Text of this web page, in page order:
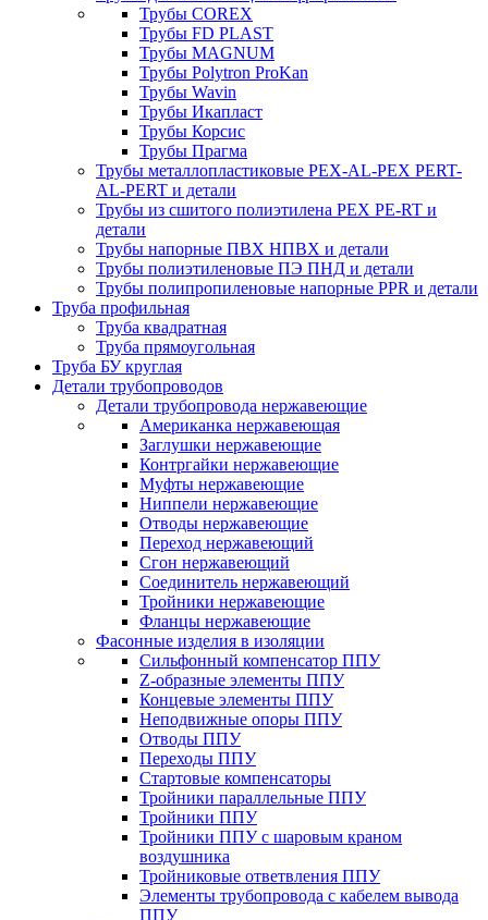
Трубы COREX
Трубы FD PLAST
Трубы MAGNUM
Трубы Polytron ProKan
Трубы Wavin
Трубы Икапласт
Трубы Корсис
Трубы Прагма
Трубы металлопластиковые PEX-AL-PEX PERT-
AL-PERT и детали
Трубы из сшитого полиэтилена PEX PE-RT и
детали
Трубы напорные ПВХ НПВХ и детали
Трубы полиэтиленовые ПЭ ПНД и детали
Трубы полипропиленовые напорные PPR и детали
Труба профильная
Труба квадратная
Труба прямоугольная
Труба БУ круглая
Детали трубопроводов
Детали трубопровода нержавеющие
Американка нержавеющая
Заглушки нержавеющие
Контргайки нержавеющие
Муфты нержавеющие
Ниппели нержавеющие
Отводы нержавеющие
Переход нержавеющий
Сгон нержавеющий
Соединитель нержавеющий
Тройники нержавеющие
Фланцы нержавеющие
Фасонные изделия в изоляции
Cильфонный компенсатор ППУ
Z-образные элементы ППУ
Концевые элементы ППУ
Неподвижные опоры ППУ
Отводы ППУ
Переходы ППУ
Стартовые компенсаторы
Тройники параллельные ППУ
Тройники ППУ
Тройники ППУ с шаровым краном
воздушника
Тройниковые ответвления ППУ
Элементы трубопровода с кабелем вывода
ППУ